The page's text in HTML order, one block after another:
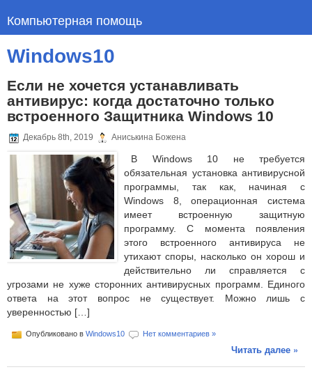
Компьютерная помощь
Windows10
Если не хочется устанавливать
антивирус: когда достаточно только
встроенного Защитника Windows 10
Декабрь 8th, 2019 Аниськина Божена
В Windows 10 не требуется
обязательная установка антивирусной
программы, так как, начиная с
Windows 8, операционная система
имеет встроенную защитную
программу. С момента появления
этого встроенного антивируса не
утихают споры, насколько он хорош и
действительно ли справляется с
угрозами не хуже сторонних антивирусных программ. Единого
ответа на этот вопрос не существует. Можно лишь с
уверенностью […]
Опубликовано в Windows10 Нет комментариев »
Читать далее »